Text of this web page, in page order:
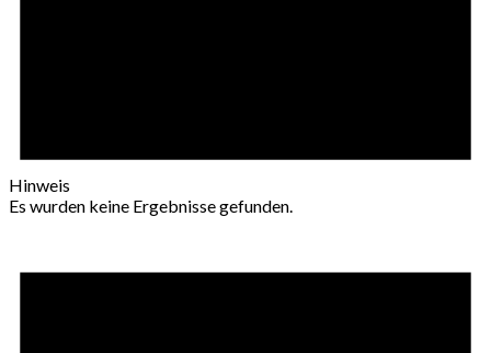
Hinweis
Es wurden keine Ergebnisse gefunden.